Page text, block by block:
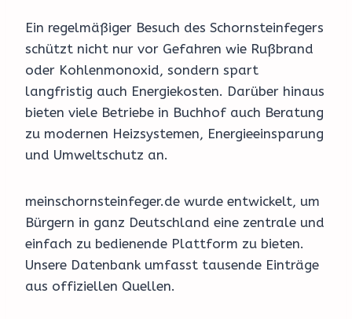
Ein regelmäßiger Besuch des Schornsteinfegers
schützt nicht nur vor Gefahren wie Rußbrand
oder Kohlenmonoxid, sondern spart
langfristig auch Energiekosten. Darüber hinaus
bieten viele Betriebe in Buchhof auch Beratung
zu modernen Heizsystemen, Energieeinsparung
und Umweltschutz an.
meinschornsteinfeger.de wurde entwickelt, um
Bürgern in ganz Deutschland eine zentrale und
einfach zu bedienende Plattform zu bieten.
Unsere Datenbank umfasst tausende Einträge
aus offiziellen Quellen.